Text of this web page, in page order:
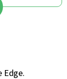
Edge.